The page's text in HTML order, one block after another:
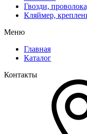
Гвозди,
Кляймер,
Меню
Главная
Каталог
Контакты